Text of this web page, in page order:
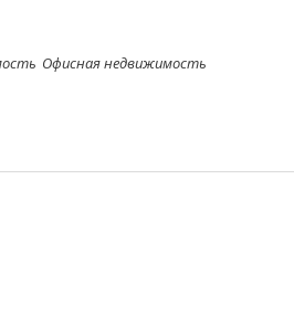
Офисная недвижимость